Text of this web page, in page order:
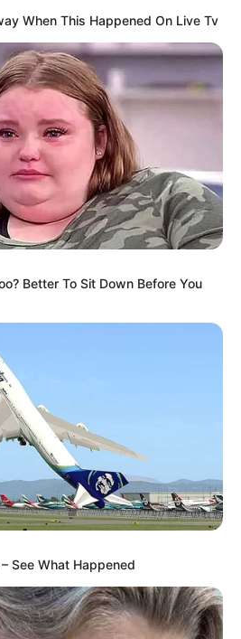
When This Happened On Live Tv
Better To Sit Down Before You
See What Happened